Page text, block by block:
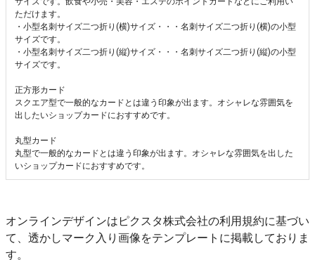
ただけます。
・小型名刺サイズ二つ折り(横)サイズ・・・名刺サイズ二つ折り(横)の小型
サイズです。
・小型名刺サイズ二つ折り(縦)サイズ・・・名刺サイズ二つ折り(縦)の小型
サイズです。
正方形カード
スクエア型で一般的なカードとは違う印象が出ます。オシャレな雰囲気を
出したいショップカードにおすすめです。
丸型カード
丸型で一般的なカードとは違う印象が出ます。オシャレな雰囲気を出した
いショップカードにおすすめです。
オンラインデザインはピクスタ株式会社の利用規約に基づい
て、透かしマーク入り画像をテンプレートに掲載しておりま
す。